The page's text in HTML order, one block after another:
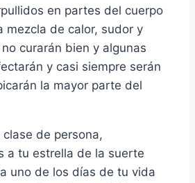
en partes del cuerpo
mezcla de calor, sudor y
curarán bien y algunas
y casi siempre serán
la mayor parte del
clase de persona,
a tu estrella de la suerte
uno de los días de tu vida